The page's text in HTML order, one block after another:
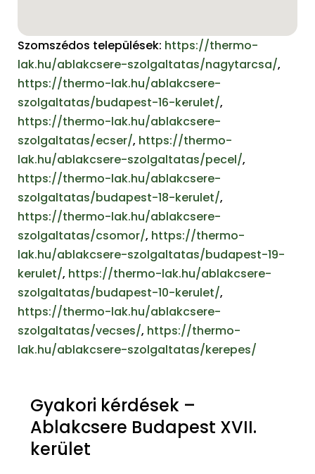
Szomszédos települések: https://thermo-
lak.hu/ablakcsere-szolgaltatas/nagytarcsa/,
https://thermo-lak.hu/ablakcsere-
szolgaltatas/budapest-16-kerulet/,
https://thermo-lak.hu/ablakcsere-
szolgaltatas/ecser/, https://thermo-
lak.hu/ablakcsere-szolgaltatas/pecel/,
https://thermo-lak.hu/ablakcsere-
szolgaltatas/budapest-18-kerulet/,
https://thermo-lak.hu/ablakcsere-
szolgaltatas/csomor/, https://thermo-
lak.hu/ablakcsere-szolgaltatas/budapest-19-
kerulet/, https://thermo-lak.hu/ablakcsere-
szolgaltatas/budapest-10-kerulet/,
https://thermo-lak.hu/ablakcsere-
szolgaltatas/vecses/, https://thermo-
lak.hu/ablakcsere-szolgaltatas/kerepes/
Gyakori kérdések –
Ablakcsere Budapest XVII.
kerület